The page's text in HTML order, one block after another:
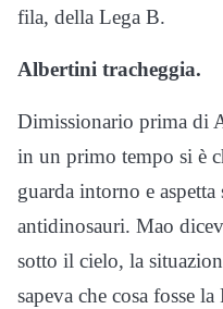
fila, della Lega B.
Albertini tracheggia.
Dimissionario prima di
in un primo tempo si è
guarda intorno e
antidinosauri. Mao
sotto il cielo, la
sapeva che cosa fosse la